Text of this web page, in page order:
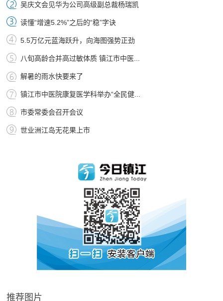
吴庆文会见华为公司高级副总裁杨瑞凯
读懂“增速5.2%”之后的“稳”字诀
5.5万亿元蓝海跃升，向海图强势正劲
八旬高龄合并高过敏体质 镇江市中医...
解暑的雨水快要来了
镇江市中医院康复医学科举办“全民健...
市委常委会召开会议
世业洲江岛无花果上市
推荐图片